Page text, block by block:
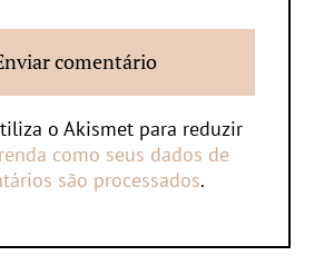
o Akismet para reduzir
como seus dados de
são processados.